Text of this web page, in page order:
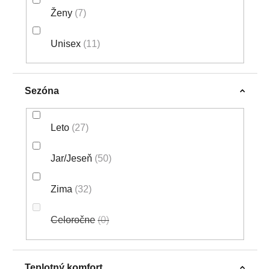
Ženy 7
Unisex 11
Sezóna
Leto 27
Jar/Jeseň 50
Zima 32
Celoročne 0